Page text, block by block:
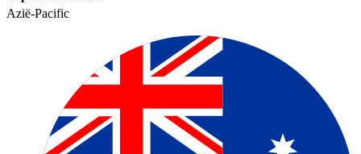
Azië-Pacific​​